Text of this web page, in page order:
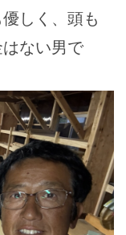
しく、頭も
ない男で